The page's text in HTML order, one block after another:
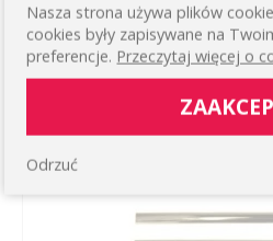
PRĘTY DO ZAZDROSTEK KOLOR:
CM DO 110 CM (KPL.)
Nasza strona używa plików
cookies były zapisywane na
preferencje. Przeczytaj więcej o
Odrzuć